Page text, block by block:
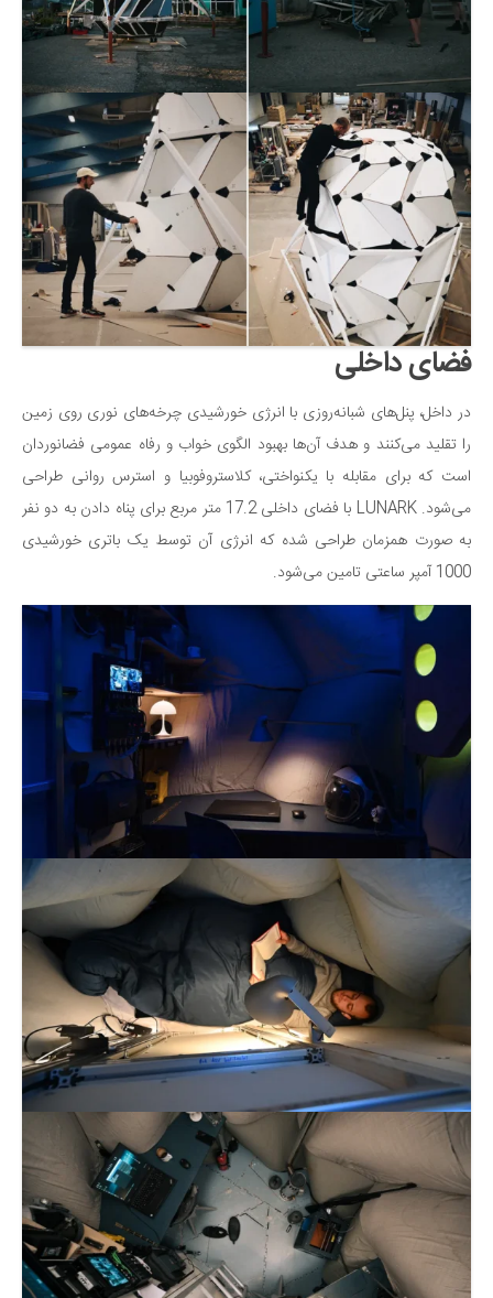
فضای داخلی
در داخل، پنل‌های شبانه‌روزی با انرژی خورشیدی چرخه‌های نوری روی زمین
را تقلید می‌کنند و هدف آن‌ها بهبود الگوی خواب و رفاه عمومی فضانوردان
است که برای مقابله با یکنواختی، کلاستروفوبیا و استرس روانی طراحی
می‌شود. LUNARK با فضای داخلی 17.2 متر مربع برای پناه دادن به دو نفر
به صورت همزمان طراحی شده که انرژی آن توسط یک باتری خورشیدی
1000 آمپر ساعتی تامین می‌شود.